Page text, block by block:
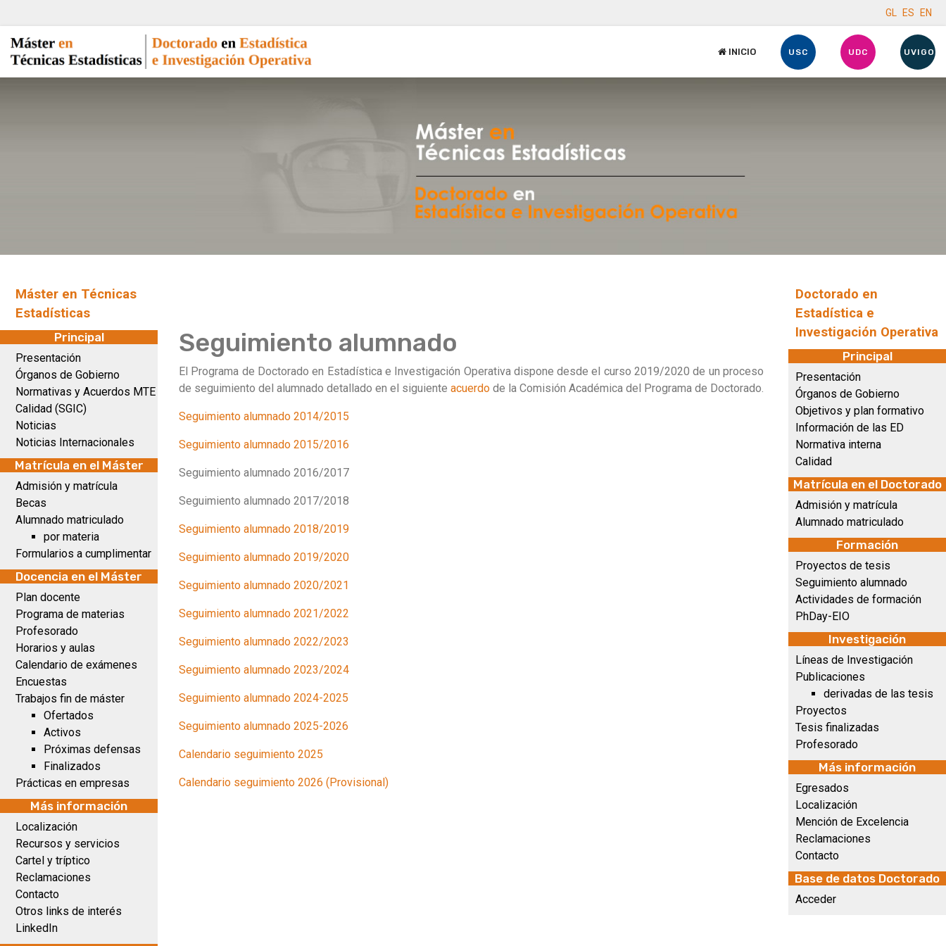
GL ES EN
INICIO USC UDC UVIGO
Máster en Técnicas
Estadísticas
Principal
Presentación
Órganos de Gobierno
Normativas y Acuerdos MTE
Calidad (SGIC)
Noticias
Noticias Internacionales
Matrícula en el Máster
Admisión y matrícula
Becas
Alumnado matriculado
por materia
Formularios a cumplimentar
Docencia en el Máster
Plan docente
Programa de materias
Profesorado
Horarios y aulas
Calendario de exámenes
Encuestas
Trabajos fin de máster
Ofertados
Activos
Próximas defensas
Finalizados
Prácticas en empresas
Más información
Localización
Recursos y servicios
Cartel y tríptico
Reclamaciones
Contacto
Otros links de interés
LinkedIn
Seguimiento alumnado
El Programa de Doctorado en Estadística e Investigación Operativa dispone desde el curso 2019/2020 de un proceso
de seguimiento del alumnado detallado en el siguiente acuerdo de la Comisión Académica del Programa de Doctorado.
Seguimiento alumnado 2014/2015
Seguimiento alumnado 2015/2016
Seguimiento alumnado 2016/2017
Seguimiento alumnado 2017/2018
Seguimiento alumnado 2018/2019
Seguimiento alumnado 2019/2020
Seguimiento alumnado 2020/2021
Seguimiento alumnado 2021/2022
Seguimiento alumnado 2022/2023
Seguimiento alumnado 2023/2024
Seguimiento alumnado 2024-2025
Seguimiento alumnado 2025-2026
Calendario seguimiento 2025
Calendario seguimiento 2026 (Provisional)
Doctorado en
Estadística e
Investigación Operativa
Principal
Presentación
Órganos de Gobierno
Objetivos y plan formativo
Información de las ED
Normativa interna
Calidad
Matrícula en el Doctorado
Admisión y matrícula
Alumnado matriculado
Formación
Proyectos de tesis
Seguimiento alumnado
Actividades de formación
PhDay-EIO
Investigación
Líneas de Investigación
Publicaciones
derivadas de las tesis
Proyectos
Tesis finalizadas
Profesorado
Más información
Egresados
Localización
Mención de Excelencia
Reclamaciones
Contacto
Base de datos Doctorado
Acceder